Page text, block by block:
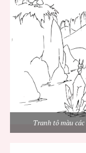
Tranh tô màu